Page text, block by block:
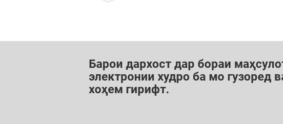
Барои дархост дар бораи
электронии худро ба мо гузоред
хоҳем гирифт.